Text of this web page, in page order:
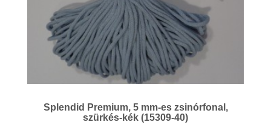
Splendid Premium, 5 mm-es zsinórfonal,
szürkés-kék (15309-40)